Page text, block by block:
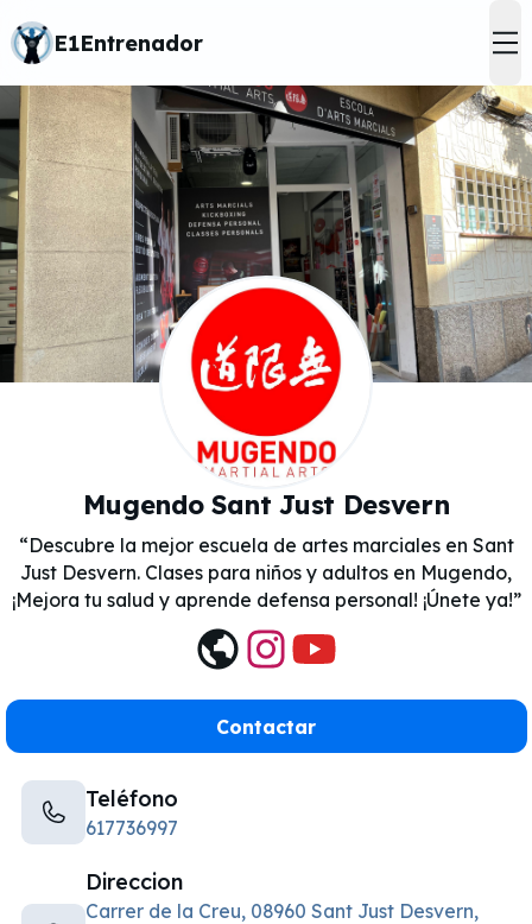
E1Entrenador
Mugendo Sant Just Desvern
Descubre la mejor escuela de artes marciales en Sant
Just Desvern. Clases para niños y adultos en Mugendo,
¡Mejora tu salud y aprende defensa personal! ¡Únete ya!
Contactar
Teléfono
617736997
Direccion
Carrer de la Creu, 08960 Sant Just Desvern,